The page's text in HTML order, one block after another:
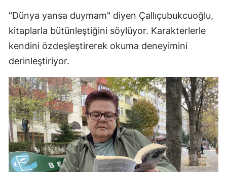
"Dünya yansa duymam" diyen Çallıçubukcuoğlu,
kitaplarla bütünleştiğini söylüyor. Karakterlerle
kendini özdeşleştirerek okuma deneyimini
derinleştiriyor.